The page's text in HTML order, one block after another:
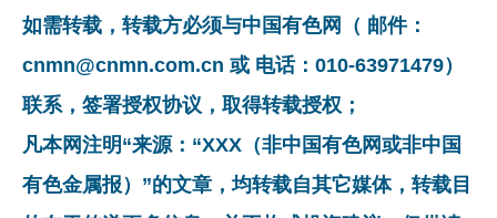
如需转载，转载方必须与中国有色网（ 邮件：
cnmn@cnmn.com.cn 或 电话：010-63971479）
联系，签署授权协议，取得转载授权；
凡本网注明“来源：“XXX（非中国有色网或非中国
有色金属报）”的文章，均转载自其它媒体，转载目